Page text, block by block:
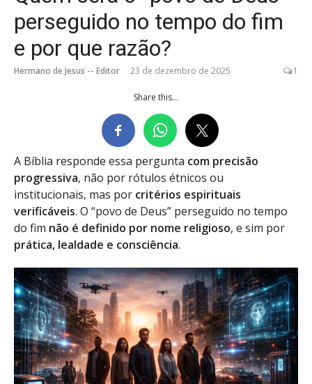
perseguido no tempo do fim
e por que razão?
Hermano de Jesus -- Editor 23 de dezembro de 2025 1
Share this...
A Bíblia responde essa pergunta com precisão
progressiva, não por rótulos étnicos ou
institucionais, mas por critérios espirituais
verificáveis. O “povo de Deus” perseguido no tempo
do fim não é definido por nome religioso, e sim por
prática, lealdade e consciência.